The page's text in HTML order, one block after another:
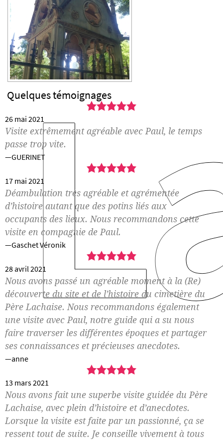
Quelquestémoignages
5,0
26 mai 2021
Visite extrêmement agréable avec Paul, le temps
passe trop vite.
GUERINET
5,0
17 mai 2021
Déambulation très agréable et agrémentée
d’histoire autant que des potins liés aux
occupants des lieux. Nous recommandons cette
visite en compagnie de Paul.
Gaschet Véronik
5,0
rating
28 avril 2021
Nous avons passé un agréable moment à la (Re)
découverte du site et de l’histoire du cimetière du
Père Lachaise. Nous recommandons également
une visite avec Paul, notre guide qui a su nous
faire traverser les différentes époques et partager
ses connaissances et précieuses anecdotes.
anne
5,0
13 mars 2021
Nous avons fait une superbe visite guidée du Père
Lachaise, avec plein d’histoire et d’anecdotes.
Lorsque la visite est faite par un passionné, ça se
ressent tout de suite. Je conseille vivement à tous